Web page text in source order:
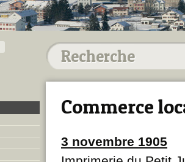
Commerce
3 novembre 1905